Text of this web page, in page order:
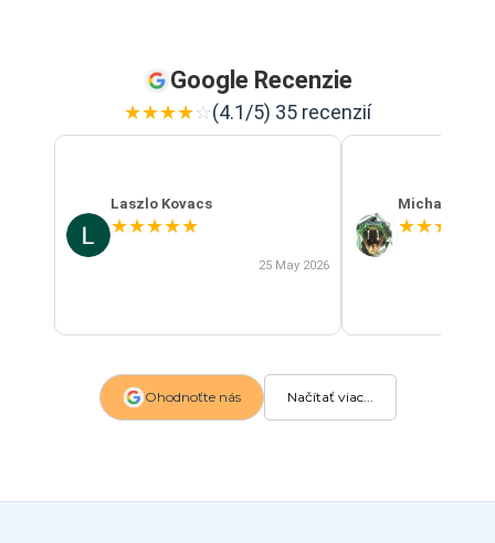
Google Recenzie
★★★★☆(4.1/5) 35 recenzií
Laszlo Kovacs
★★★★★
25 May 2026
Michal Szabo
★★★
Ohodnoťte nás Načítať viac...